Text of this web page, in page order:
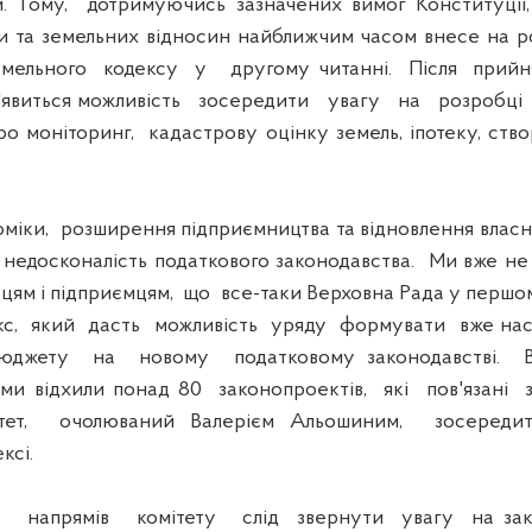
Тому, дотримуючись зазначених вимог
та земельних відносин найближчим часом внесе на
кодексу у другому читанні. Після
можливість зосередити увагу на
моніторинг, кадастрову оцінку земель, іпотеку,
розширення підприємництва та відновлення
податкового законодавства. Ми вже
і підприємцям, що все-таки Верховна Рада у
який дасть можливість уряду формувати вже
на новому податковому законодавстві.
ми відхили понад 80 законопроектів, які
очолюваний Валерієм Альошиним,
комітету слід звернути увагу на